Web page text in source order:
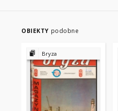
OBIEKTY podobne
Bryza